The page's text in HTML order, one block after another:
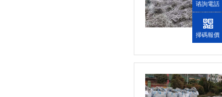
谘詢電話
掃碼報價